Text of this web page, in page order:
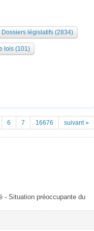
Dossiers législatifs (2834)
lois (101)
6 7 16676 suivant »
- Situation préoccupante du